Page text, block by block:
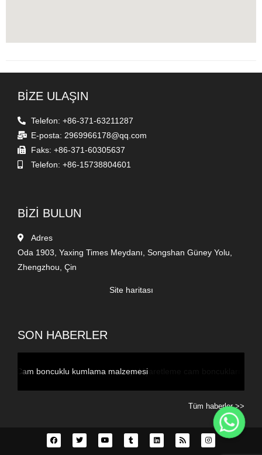
BİZE ULAŞIN
Telefon: +86-371-63211287
E-posta: 2969966178@qq.com
Faks: +86-371-60305637
Telefon: +86-15738804601
BİZİ BULUN
Adres
Oda 1903, Yaxing Times Meydanı, Songshan Güney Yolu,
Zhengzhou, Çin
Site haritası
SON HABERLER
malzemesiyol işaretleme cam boncuklarının özellikleri
Tüm haberler >>